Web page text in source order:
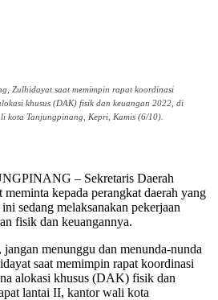
Zulhidayat saat memimpin rapat koordinasi
khusus (DAK) fisik dan keuangan 2022, di
kota Tanjungpinang, Kepri, Kamis (6/10).
– Sekretaris Daerah
kepada perangkat daerah yang
sedang melaksanakan pekerjaan
fisik dan keuangannya.
menunggu dan menunda-nunda
saat memimpin rapat koordinasi
alokasi khusus (DAK) fisik dan
lantai II, kantor wali kota